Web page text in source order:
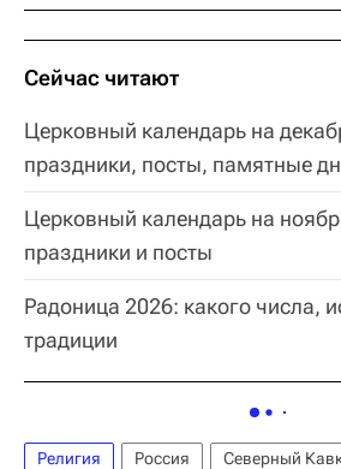
Сейчас читают
Церковный календарь на
праздники, посты, памятные
Церковный календарь на
праздники и посты
Радоница 2026: какого числа,
традиции
Религия Россия Северный